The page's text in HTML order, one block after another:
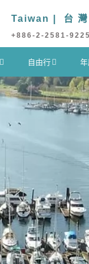
Taiwan | 台 灣
+886-2-2581-9225
自由行